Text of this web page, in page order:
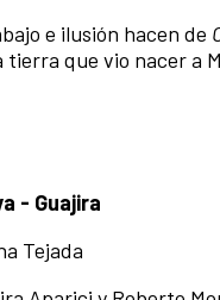
e ilusión hacen de
tierra que vio nacer a
- Guajira
Tejada